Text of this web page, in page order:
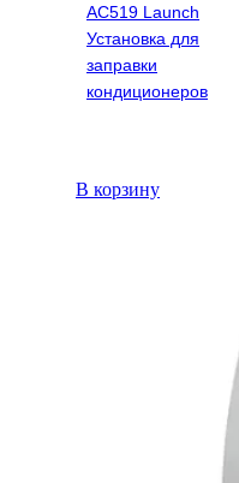
AC519 Launch
Установка для
заправки
кондиционеров
В корзину